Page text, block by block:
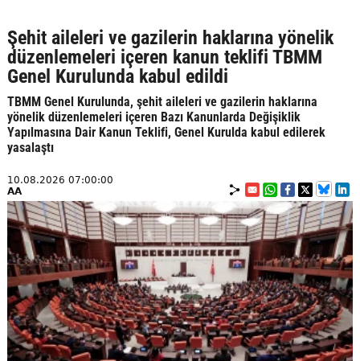
Şehit aileleri ve gazilerin haklarına yönelik
düzenlemeleri içeren kanun teklifi TBMM
Genel Kurulunda kabul edildi
TBMM Genel Kurulunda, şehit aileleri ve gazilerin haklarına
yönelik düzenlemeleri içeren Bazı Kanunlarda Değişiklik
Yapılmasına Dair Kanun Teklifi, Genel Kurulda kabul edilerek
yasalaştı
10.08.2026 07:00:00
AA